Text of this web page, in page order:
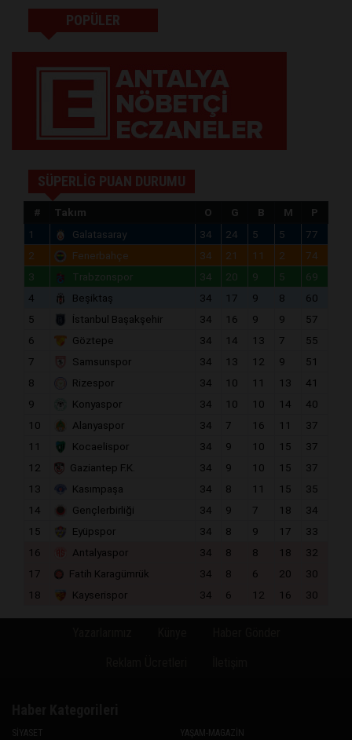
POPÜLER
SÜPERLİG PUAN DURUMU
# Takım O G B M
P
1
Galatasaray 34 24 5 5
77
2
Fenerbahçe 34 21 11 2
74
3
Trabzonspor 34 20 9 5
69
4
Beşiktaş 34 17 9 8
60
5
İstanbul Başakşehir 34 16 9 9
57
6
Göztepe 34 14 13 7
55
7
Samsunspor 34 13 12 9
51
8
Rizespor 34 10 11 13
41
9
Konyaspor 34 10 10 14
40
10
Alanyaspor 34 7 16 11
37
11
Kocaelispor 34 9 10 15
37
12
Gaziantep F.K. 34 9 10 15
37
13
Kasımpaşa 34 8 11 15
35
14
Gençlerbirliği 34 9 7 18
34
15
Eyüpspor 34 8 9 17
33
16
Antalyaspor 34 8 8 18
32
17
Fatih Karagümrük 34 8 6 20
30
18
Kayserispor 34 6 12 16 30
SİYASET
YAŞAM-MAGAZİN